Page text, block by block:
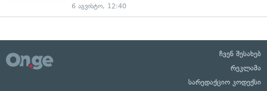
6 აგვისტო, 12:40
ჩვენ შესახებ
რეკლამა
სარედაქციო კოდექსი